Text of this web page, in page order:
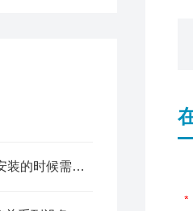
QJB-W型污泥回流泵安装的时候需要注意些什么？